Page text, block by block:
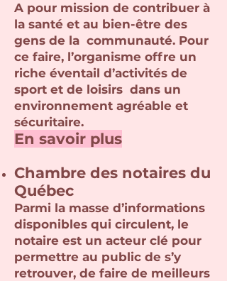
A pour mission de contribuer à
la santé et au bien-être des
gens de la communauté. Pour
ce faire, l’organisme offre un
riche éventail d’activités de
sport et de loisirs dans un
environnement agréable et
sécuritaire.
En savoir plus
Chambre des notaires du
Québec
Parmi la masse d’informations
disponibles qui circulent, le
notaire est un acteur clé pour
permettre au public de s’y
retrouver, de faire de meilleurs